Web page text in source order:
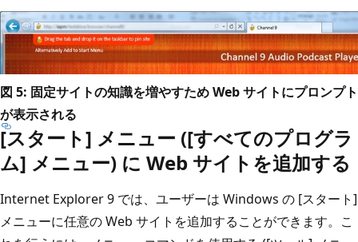
図 5: 固定サイトの知識を増やすため Web サイトにプロンプト
が表示される
[スタート] メニュー ([すべてのプログラ
ム] メニュー) に Web サイトを追加する
Internet Explorer 9 では、ユーザーは Windows の [スタート]
メニューに任意の Web サイトを追加することができます。こ